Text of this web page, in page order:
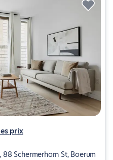
prix
Schermerhorn St, Boerum